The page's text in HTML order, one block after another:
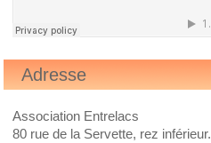
Adresse
Association Entrelacs
80 rue de la Servette, rez inférieur.